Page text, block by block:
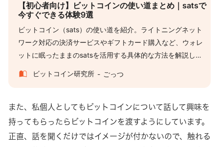
【初心者向け】ビットコインの使い道まとめ｜satsで
今すぐできる体験9選
ビットコイン（sats）の使い道を紹介。ライトニングネット
ワーク対応の決済サービスやギフトカード購入など、ウォレ
ットに眠ったままのsatsを活用する具体的な方法を解説しま
ビットコイン研究所 ごっつ
また、私個人としてもビットコインについて話して興味を
持ってもらったらビットコインを渡すようにしています。
正直、話を聞くだけではイメージが付かないので、触れる